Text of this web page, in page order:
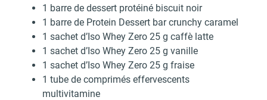
1 barre de dessert protéiné biscuit noir
1 barre de Protein Dessert bar crunchy caramel
1 sachet d’Iso Whey Zero 25 g caffè latte
1 sachet d’Iso Whey Zero 25 g vanille
1 sachet d’Iso Whey Zero 25 g fraise
1 tube de comprimés effervescents
multivitamine